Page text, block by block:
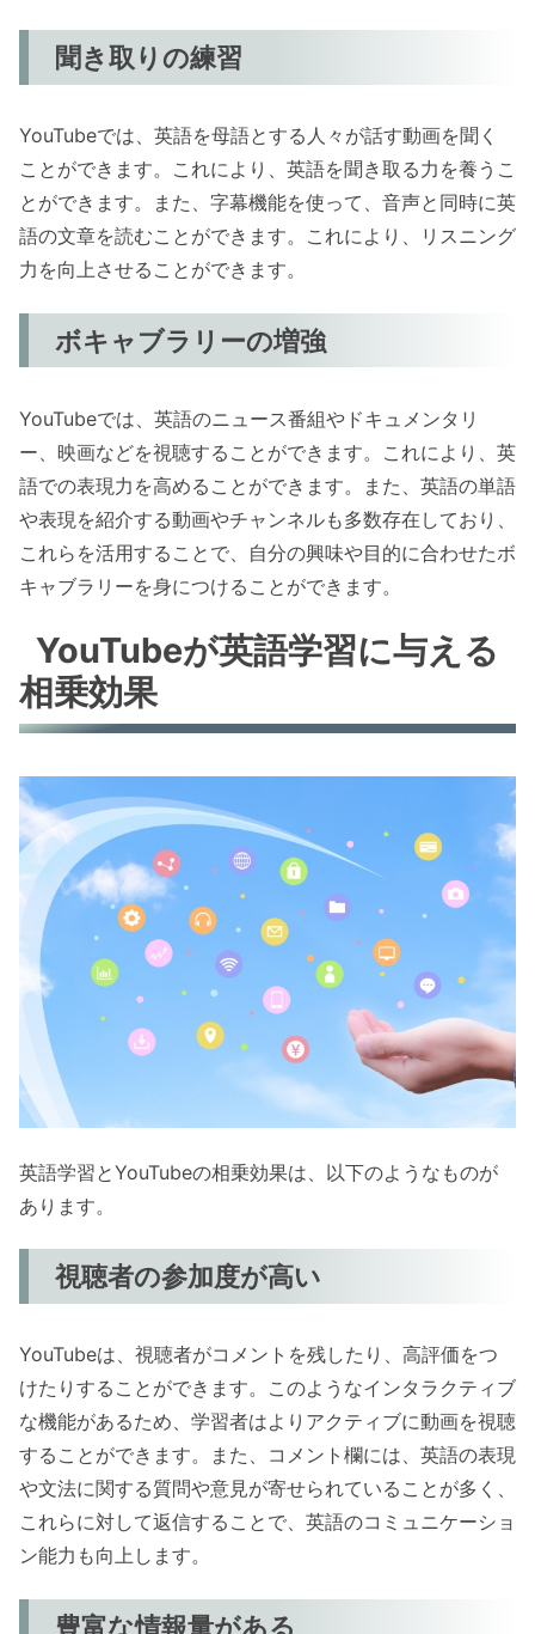
聞き取りの練習
YouTubeでは、英語を母語とする人々が話す動画を聞く
ことができます。これにより、英語を聞き取る力を養うこ
とができます。また、字幕機能を使って、音声と同時に英
語の文章を読むことができます。これにより、リスニング
力を向上させることができます。
ボキャブラリーの増強
YouTubeでは、英語のニュース番組やドキュメンタリ
ー、映画などを視聴することができます。これにより、英
語での表現力を高めることができます。また、英語の単語
や表現を紹介する動画やチャンネルも多数存在しており、
これらを活用することで、自分の興味や目的に合わせたボ
キャブラリーを身につけることができます。
YouTubeが英語学習に与える
相乗効果
英語学習とYouTubeの相乗効果は、以下のようなものが
あります。
視聴者の参加度が高い
YouTubeは、視聴者がコメントを残したり、高評価をつ
けたりすることができます。このようなインタラクティブ
な機能があるため、学習者はよりアクティブに動画を視聴
することができます。また、コメント欄には、英語の表現
や文法に関する質問や意見が寄せられていることが多く、
これらに対して返信することで、英語のコミュニケーショ
ン能力も向上します。
豊富な情報量がある